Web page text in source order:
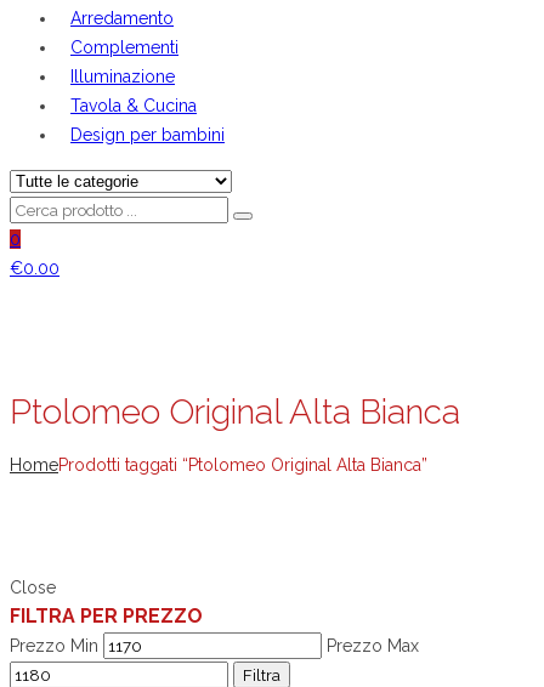
Arredamento
Complementi
Illuminazione
Tavola & Cucina
Design per bambini
0
€0.00
Ptolomeo Original Alta Bianca
HomeProdotti taggati “Ptolomeo Original Alta Bianca”
Close
FILTRA PER PREZZO
Prezzo Min
Prezzo Max
Filtra